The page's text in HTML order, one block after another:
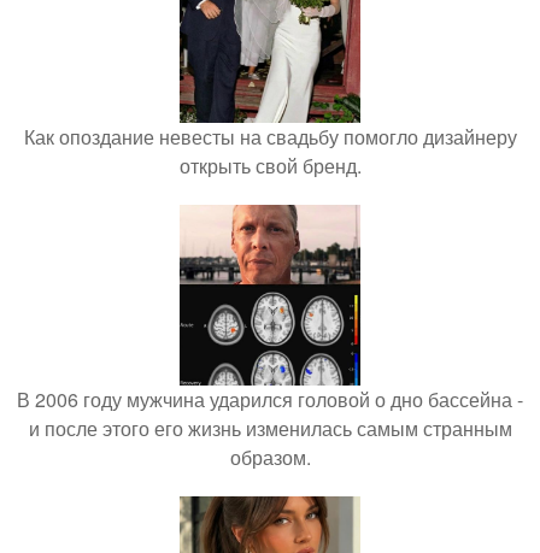
Как опоздание невесты на свадьбу помогло дизайнеру
открыть свой бренд.
В 2006 году мужчина ударился головой о дно бассейна -
и после этого его жизнь изменилась самым странным
образом.